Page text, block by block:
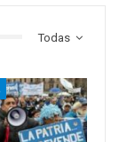
Todas